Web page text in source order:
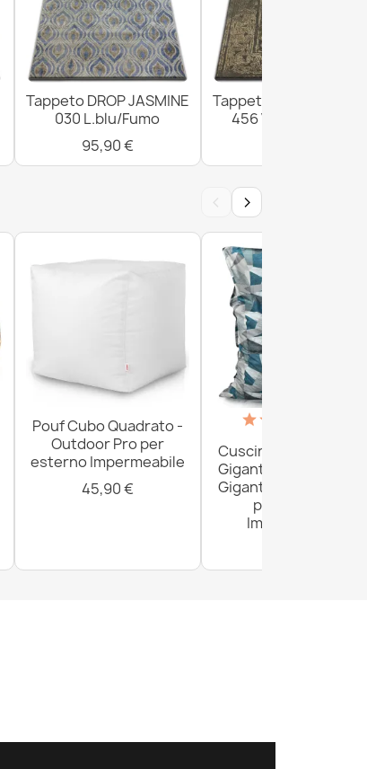
Tappeto DROP JASMINE
030 L.blu/Fumo
95,90 €
Tappeto DROP
456 Vizon/D.beige
‹ ›
Pouf Cubo Quadrato -
Outdoor Pro per
esterno Impermeabile
45,90 €
Cuscino da
Gigante XXL per
Gigante - Outdoor
per esterno
Impermeabile